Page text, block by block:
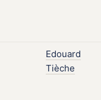
Edouard
Tièche